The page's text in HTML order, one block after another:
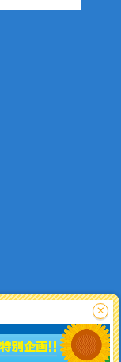
×